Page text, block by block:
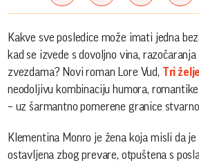
Kakve sve posledice može imati jedna
kad se izvede s dovoljno vina, razočaranja
zvezdama? Novi roman Lore Vud, Tri
neodoljivu kombinaciju humora,
– uz šarmantno pomerene granice
Klementina Monro je žena koja misli da je
ostavljena zbog prevare, otpuštena s